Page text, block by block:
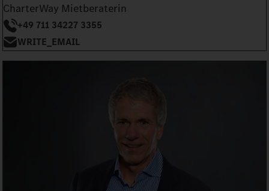
CharterWay Mietberaterin
+49 711 34227 3355
WRITE_EMAIL